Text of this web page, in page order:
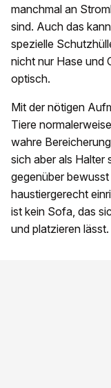
manchmal an
sind. Auch das
spezielle
nicht nur Hase und
optisch.
Mit der nötigen
Tiere
wahre
sich aber als Halter
gegenüber
haustiergerecht
ist kein Sofa, das
und platzieren lässt.